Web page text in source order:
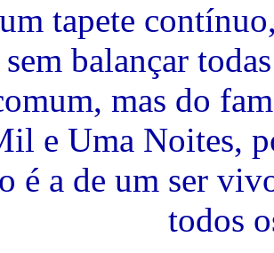
tapete
balançar
mas do
e Uma Noites,
é a de um ser
todos